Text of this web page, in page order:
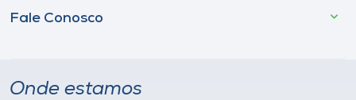
Fale Conosco
Onde estamos